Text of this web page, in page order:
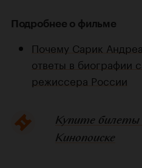
Подробнее о фильме
Почему Сарик
ответы в биографии
режиссера России
Купите
Кинопоиске